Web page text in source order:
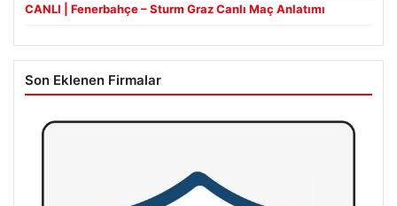
CANLI | Fenerbahçe – Sturm Graz Canlı Maç Anlatımı
Son Eklenen Firmalar